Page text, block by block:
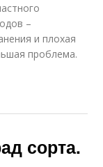
–
и плохая
проблема.
сорта.